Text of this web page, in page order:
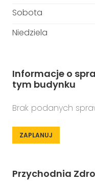
Sobota
Niedziela
Informacje o
tym budynku
Brak podanych
ZAPLANUJ
Przychodnia